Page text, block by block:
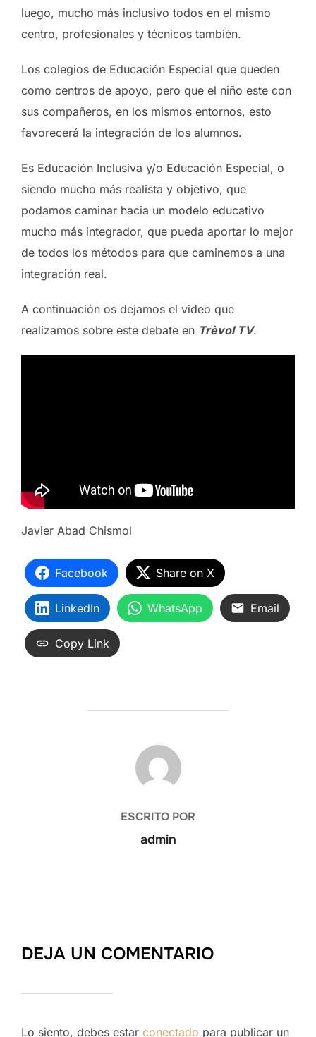
luego, mucho más inclusivo todos en el mismo
centro, profesionales y técnicos también.
Los colegios de Educación Especial que queden
como centros de apoyo, pero que el niño este con
sus compañeros, en los mismos entornos, esto
favorecerá la integración de los alumnos.
Es Educación Inclusiva y/o Educación Especial, o
siendo mucho más realista y objetivo, que
podamos caminar hacia un modelo educativo
mucho más integrador, que pueda aportar lo mejor
de todos los métodos para que caminemos a una
integración real.
A continuación os dejamos el video que
realizamos sobre este debate en Trèvol TV.
Javier Abad Chismol
Facebook Share on X
LinkedIn WhatsApp Email
Copy Link
AUTOR DE LA ENTRADA
ESCRITO POR
admin
DEJA UN COMENTARIO
Lo siento, debes estar conectado para publicar un